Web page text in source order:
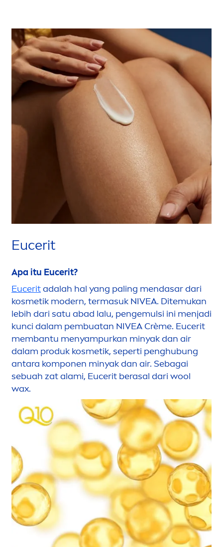
Eucerit
Apa itu Eucerit?
Euceritadalah hal yang paling mendasar dari
kosmetik modern, termasuk NIVEA. Ditemukan
lebih dari satu abad lalu, pengemulsi ini menjadi
kunci dalam pembuatan NIVEA Crème. Eucerit
membantu menyampurkan minyak dan air
dalam produk kosmetik, seperti penghubung
antara komponen minyak dan air. Sebagai
sebuah zat alami, Eucerit berasal dari wool
wax.